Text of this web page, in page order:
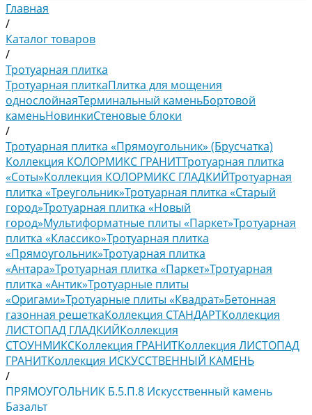
Главная
/
Каталог товаров
/
Тротуарная плитка
Тротуарная плиткаПлитка для мощения
однослойнаяТерминальный каменьБортовой
каменьНовинкиСтеновые блоки
/
Тротуарная плитка «Прямоугольник» (Брусчатка)
Коллекция КОЛОРМИКС ГРАНИТТротуарная плитка
«Соты»Коллекция КОЛОРМИКС ГЛАДКИЙТротуарная
плитка «Треугольник»Тротуарная плитка «Старый
город»Тротуарная плитка «Новый
город»Мультиформатные плиты «Паркет»Тротуарная
плитка «Классико»Тротуарная плитка
«Прямоугольник»Тротуарная плитка
«Антара»Тротуарная плитка «Паркет»Тротуарная
плитка «Антик»Тротуарные плиты
«Оригами»Тротуарные плиты «Квадрат»Бетонная
газонная решеткаКоллекция СТАНДАРТКоллекция
ЛИСТОПАД ГЛАДКИЙКоллекция
СТОУНМИКСКоллекция ГРАНИТКоллекция ЛИСТОПАД
ГРАНИТКоллекция ИСКУССТВЕННЫЙ КАМЕНЬ
/
ПРЯМОУГОЛЬНИК Б.5.П.8 Искусственный камень
Базальт